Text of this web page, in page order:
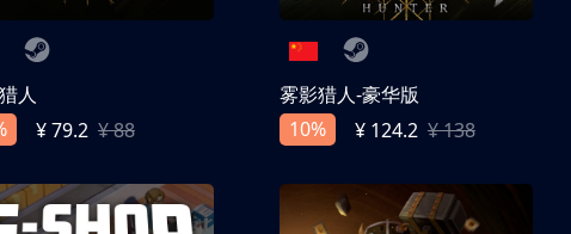
人
¥ 79.2 ¥ 88
雾影猎人-豪华版
10%
¥ 124.2 ¥ 138